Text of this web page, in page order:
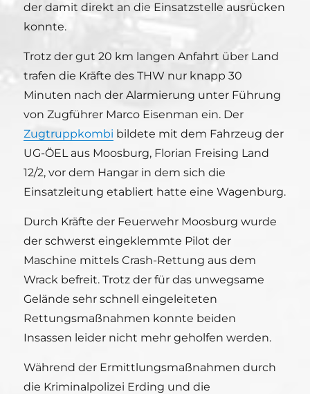
der damit direkt an die Einsatzstelle ausrücken
konnte.
Trotz der gut 20 km langen Anfahrt über Land
trafen die Kräfte des THW nur knapp 30
Minuten nach der Alarmierung unter Führung
von Zugführer Marco Eisenman ein. Der
Zugtruppkombi bildete mit dem Fahrzeug der
UG-ÖEL aus Moosburg, Florian Freising Land
12/2, vor dem Hangar in dem sich die
Einsatzleitung etabliert hatte eine Wagenburg.
Durch Kräfte der Feuerwehr Moosburg wurde
der schwerst eingeklemmte Pilot der
Maschine mittels Crash-Rettung aus dem
Wrack befreit. Trotz der für das unwegsame
Gelände sehr schnell eingeleiteten
Rettungsmaßnahmen konnte beiden
Insassen leider nicht mehr geholfen werden.
Während der Ermittlungsmaßnahmen durch
die Kriminalpolizei Erding und die